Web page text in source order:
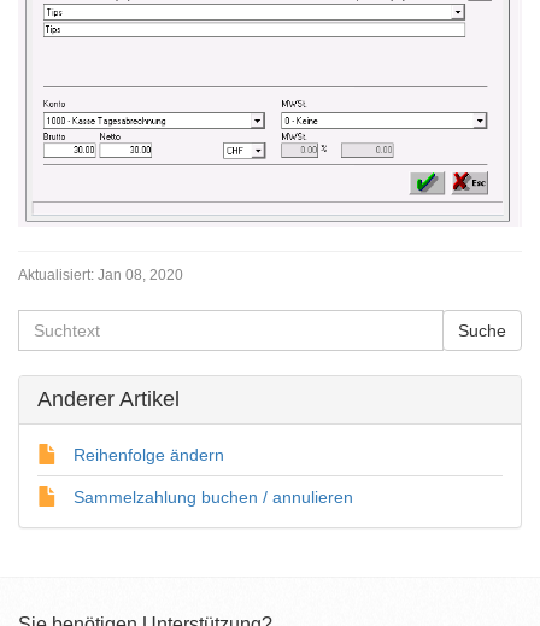
Aktualisiert: Jan 08, 2020
Anderer Artikel
Reihenfolge ändern
Sammelzahlung buchen / annulieren